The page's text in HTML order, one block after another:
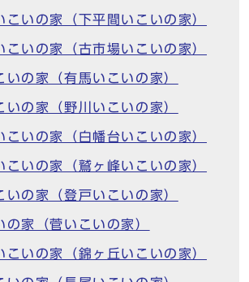
こいの家（下平間いこいの家）
こいの家（古市場いこいの家）
いの家（有馬いこいの家）
いの家（野川いこいの家）
こいの家（白幡台いこいの家）
こいの家（鷲ヶ峰いこいの家）
いの家（登戸いこいの家）
の家（菅いこいの家）
こいの家（錦ヶ丘いこいの家）